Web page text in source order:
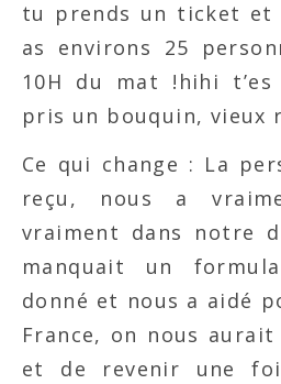
tu prends un ticket et
as environs 25
10H du mat !hihi t’es
pris un bouquin, vieux
Ce qui change : La
reçu, nous a
vraiment dans notre
manquait un
donné et nous a aidé
France, on nous
et de revenir une